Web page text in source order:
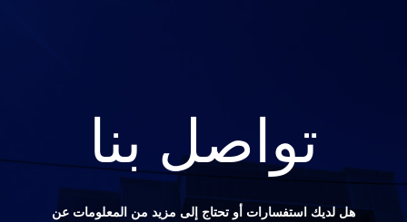
تواصل بنا
هل لديك استفسارات أو تحتاج إلى مزيد من المعلومات عن